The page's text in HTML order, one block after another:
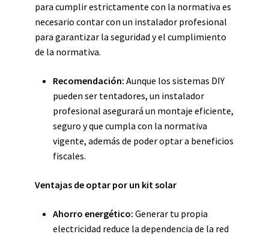
para cumplir estrictamente con la normativa es
necesario contar con un instalador profesional
para garantizar la seguridad y el cumplimiento
de la normativa.
Recomendación: Aunque los sistemas DIY
pueden ser tentadores, un instalador
profesional asegurará un montaje eficiente,
seguro y que cumpla con la normativa
vigente, además de poder optar a beneficios
fiscales.
Ventajas de optar por un kit solar
Ahorro energético: Generar tu propia
electricidad reduce la dependencia de la red